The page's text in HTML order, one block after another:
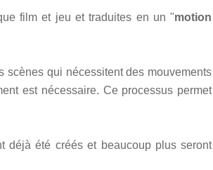
film et jeu et traduites en un "motion
scènes qui nécessitent des mouvements
est nécessaire. Ce processus permet
déjà été créés et beaucoup plus seront